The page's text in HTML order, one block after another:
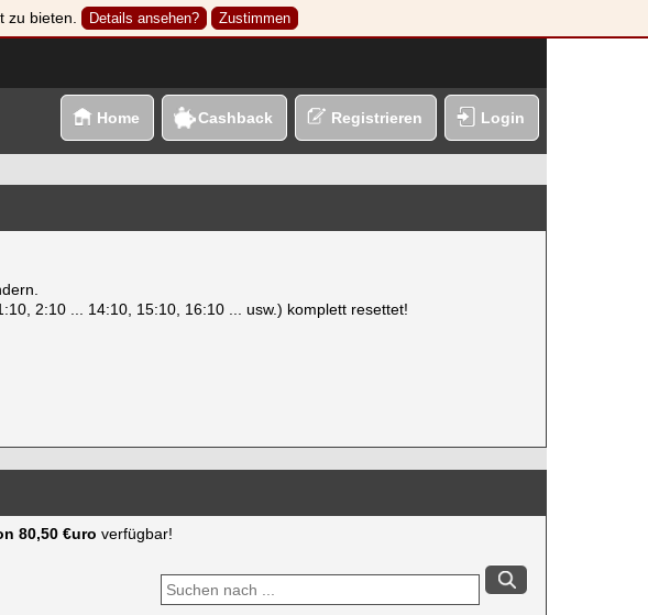
Home Cashback Registrieren Login
2:10 ... 14:10, 15:10, 16:10 ... usw.) komplett resettet!
80,50 €uro verfügbar!
zu bieten. Details ansehen? Zustimmen